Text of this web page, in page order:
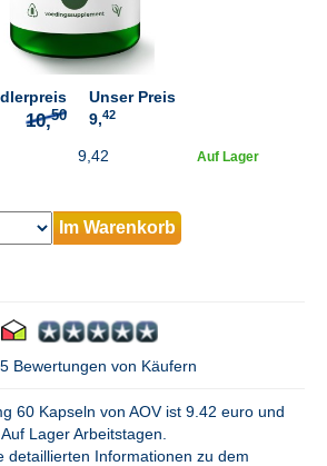
50
Unser Preis
9,42
9,42 Auf Lager
Im Warenkorb
Bewertungen von Käufern
60 Kapseln von AOV ist 9.42 euro und
Lager Arbeitstagen.
detaillierten Informationen zu dem